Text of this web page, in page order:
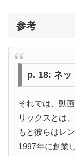
参考
p. 18: ネッ
それでは、動
リックスとは
もと彼らはレ
1997年に創業